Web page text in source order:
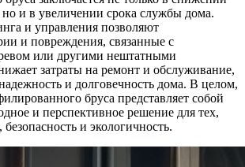
но и в увеличении срока службы дома.
и управления позволяют
и повреждения, связанные с
или другими нештатными
затраты на ремонт и обслуживание,
и долговечность дома. В целом,
бруса представляет собой
и перспективное решение для тех,
и экологичность.